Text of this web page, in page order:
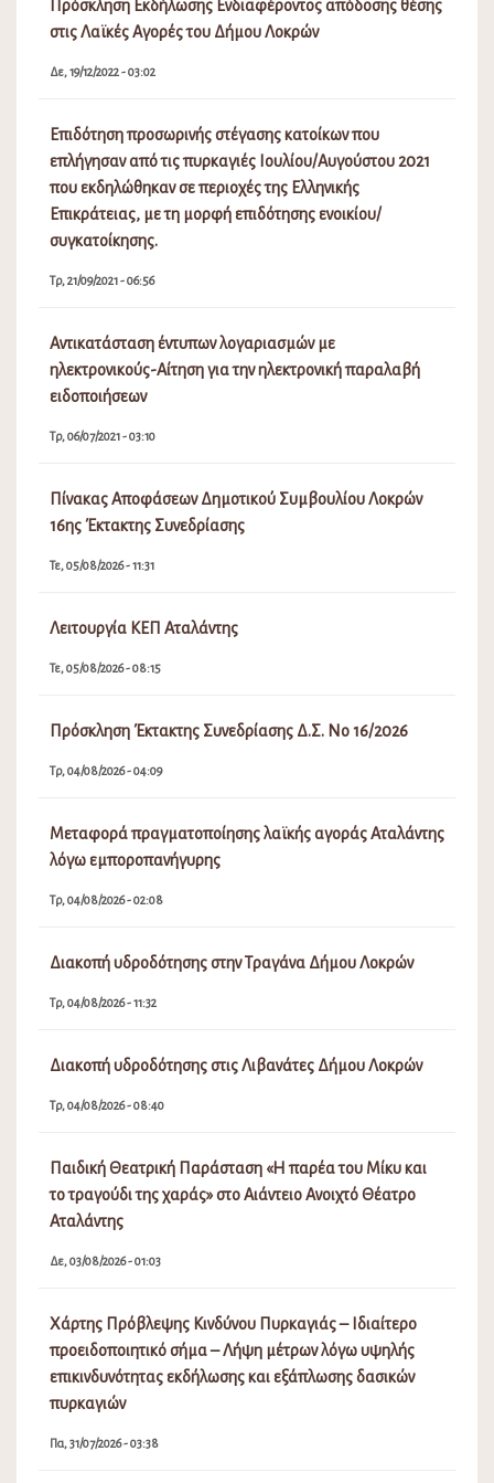
Πρόσκληση Εκδήλωσης Ενδιαφέροντος απόδοσης θέσης
στις Λαϊκές Αγορές του Δήμου Λοκρών
Δε, 19/12/2022 - 03:02
Επιδότηση προσωρινής στέγασης κατοίκων που
επλήγησαν από τις πυρκαγιές Ιουλίου/Αυγούστου 2021
που εκδηλώθηκαν σε περιοχές της Ελληνικής
Επικράτειας, με τη μορφή επιδότησης ενοικίου/
συγκατοίκησης.
Τρ, 21/09/2021 - 06:56
Αντικατάσταση έντυπων λογαριασμών με
ηλεκτρονικούς-Αίτηση για την ηλεκτρονική παραλαβή
ειδοποιήσεων
Τρ, 06/07/2021 - 03:10
Πίνακας Αποφάσεων Δημοτικού Συμβουλίου Λοκρών
16ης Έκτακτης Συνεδρίασης
Τε, 05/08/2026 - 11:31
Λειτουργία ΚΕΠ Αταλάντης
Τε, 05/08/2026 - 08:15
Πρόσκληση Έκτακτης Συνεδρίασης Δ.Σ. Νο 16/2026
Τρ, 04/08/2026 - 04:09
Μεταφορά πραγματοποίησης λαϊκής αγοράς Αταλάντης
λόγω εμποροπανήγυρης
Τρ, 04/08/2026 - 02:08
Διακοπή υδροδότησης στην Τραγάνα Δήμου Λοκρών
Τρ, 04/08/2026 - 11:32
Διακοπή υδροδότησης στις Λιβανάτες Δήμου Λοκρών
Τρ, 04/08/2026 - 08:40
Παιδική Θεατρική Παράσταση «Η παρέα του Μίκυ και
το τραγούδι της χαράς» στο Αιάντειο Ανοιχτό Θέατρο
Αταλάντης
Δε, 03/08/2026 - 01:03
Χάρτης Πρόβλεψης Κινδύνου Πυρκαγιάς – Ιδιαίτερο
προειδοποιητικό σήμα – Λήψη μέτρων λόγω υψηλής
επικινδυνότητας εκδήλωσης και εξάπλωσης δασικών
πυρκαγιών
Πα, 31/07/2026 - 03:38